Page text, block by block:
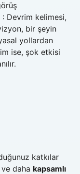
: Devrim kelimesi,
bir şeyin
yollardan
ise, şok etkisi
katkılar
ve daha kapsamlı